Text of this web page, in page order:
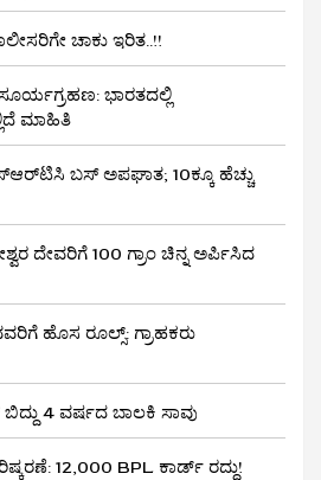
ಚಾಕು ಇರಿತ..!!
ಭಾರತದಲ್ಲಿ
ಮಾಹಿತಿ
ಬಸ್ ಅಪಘಾತ; 10ಕ್ಕೂ ಹೆಚ್ಚು
ದೇವರಿಗೆ 100 ಗ್ರಾಂ ಚಿನ್ನ ಅರ್ಪಿಸಿದ
ಹೊಸ ರೂಲ್ಸ್‌: ಗ್ರಾಹಕರು
4 ವರ್ಷದ ಬಾಲಕಿ ಸಾವು
12,000 BPL ಕಾರ್ಡ್ ರದ್ದು!